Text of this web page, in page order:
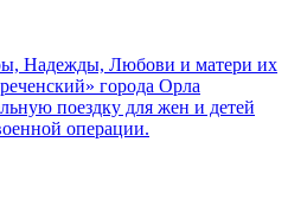
Надежды, Любови и матери их
города Орла
поездку для жен и детей
операции.